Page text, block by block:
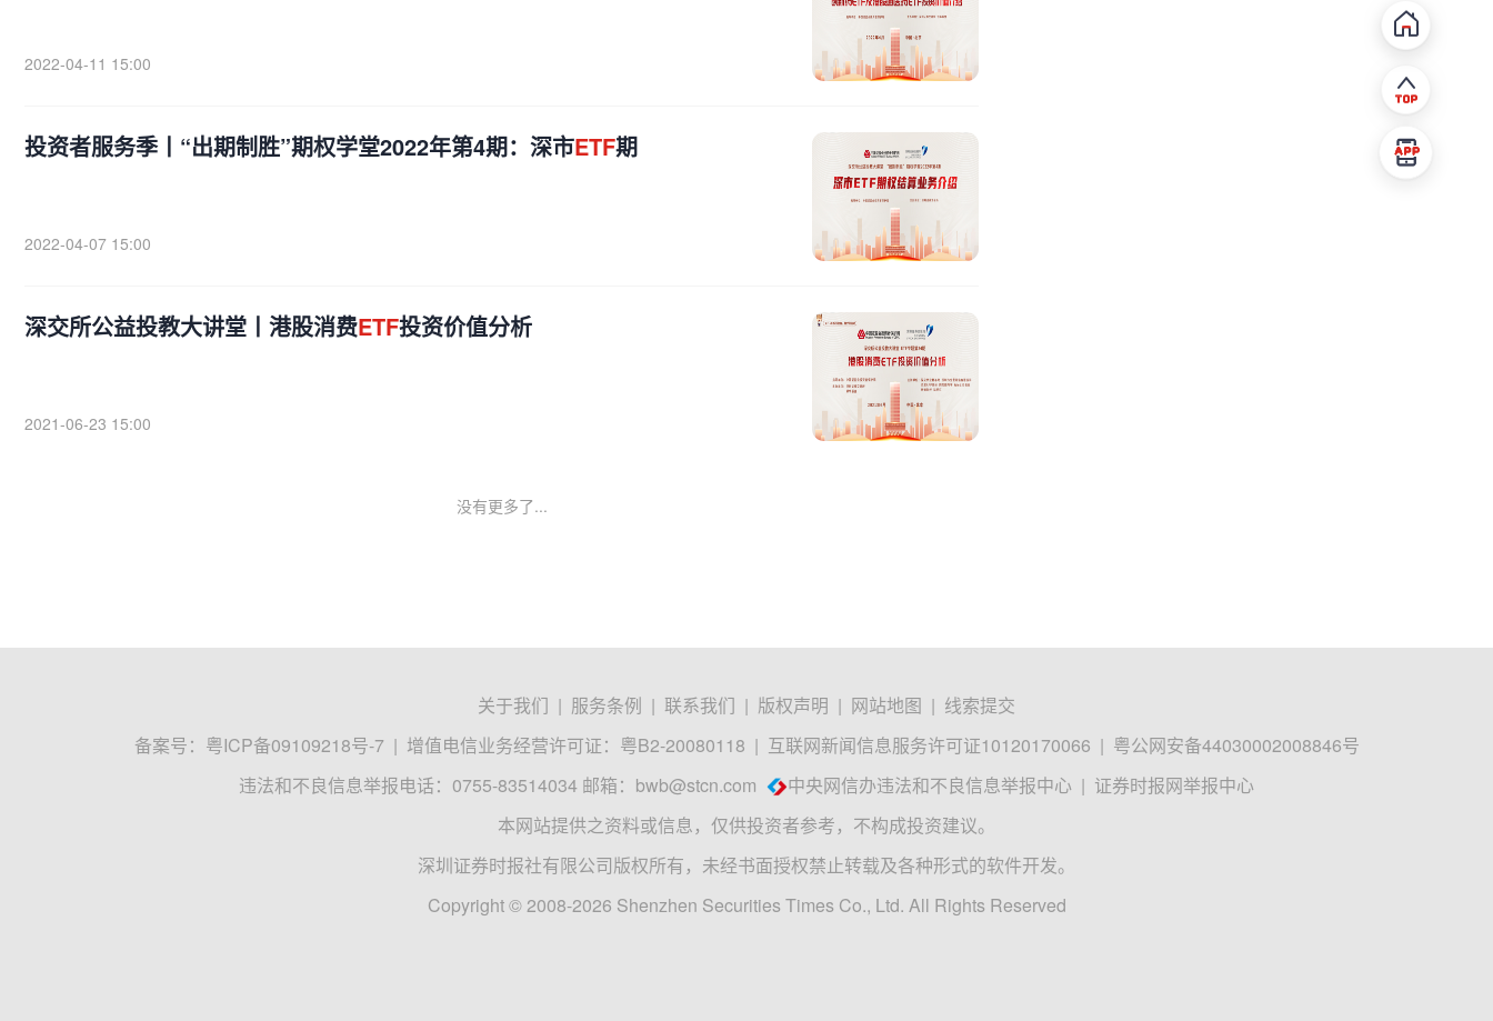
2022-04-11 15:00
投资者服务季丨“出期制胜”期权学堂2022年第4期：深市ETF期
2022-04-07 15:00
深交所公益投教大讲堂丨港股消费ETF投资价值分析
2021-06-23 15:00
没有更多了...
关于我们 | 服务条例 | 联系我们 | 版权声明 | 网站地图 | 线索提交
备案号： 粤ICP备09109218号-7 | 增值电信业务经营许可证：粤B2-20080118 | 互联网新闻信息服务许可证10120170066 | 粤公网安备44030002008846号
违法和不良信息举报电话：0755-83514034 邮箱： bwb@stcn.com 中央网信办违法和不良信息举报中心 | 证券时报网举报中心
本网站提供之资料或信息，仅供投资者参考，不构成投资建议。
深圳证券时报社有限公司版权所有，未经书面授权禁止转载及各种形式的软件开发。
Copyright © 2008-2026 Shenzhen Securities Times Co., Ltd. All Rights Reserved